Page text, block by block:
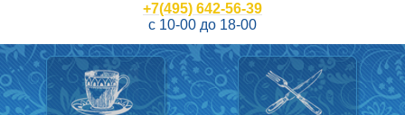
+7(495) 642-56-39
с 10-00 до 18-00